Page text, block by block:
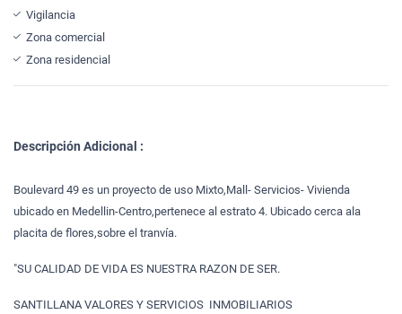
Vigilancia
Zona comercial
Zona residencial
Descripción Adicional :
Boulevard 49 es un proyecto de uso Mixto,Mall- Servicios- Vivienda
ubicado en Medellin-Centro,pertenece al estrato 4. Ubicado cerca ala
placita de flores,sobre el tranvía.
"SU CALIDAD DE VIDA ES NUESTRA RAZON DE SER.
SANTILLANA VALORES Y SERVICIOS INMOBILIARIOS